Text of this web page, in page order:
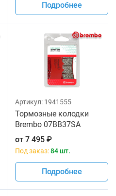
Подробнее
Артикул: 1941555
Тормозные колодки
Brembo 07BB37SA
от 7 495 ₽
Под заказ:84 шт.
Подробнее